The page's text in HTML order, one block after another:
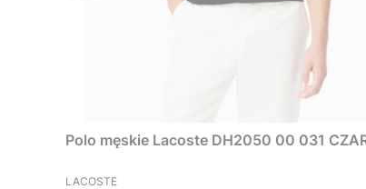
Polo męskie Lacoste DH2050 00 031
PRODUCENT
LACOSTE